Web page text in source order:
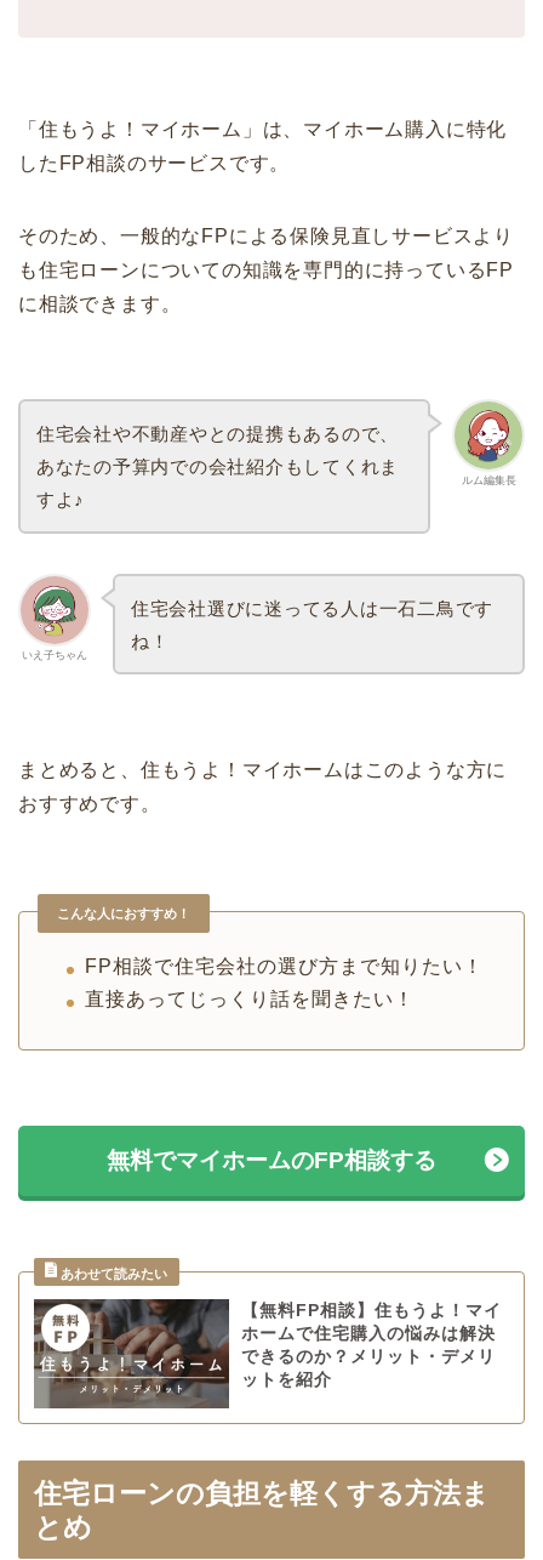
「住もうよ！マイホーム」は、マイホーム購入に特化
したFP相談のサービスです。
そのため、一般的なFPによる保険見直しサービスより
も住宅ローンについての知識を専門的に持っているFP
に相談できます。
ルム編集長
住宅会社や不動産やとの提携もあるので、
あなたの予算内での会社紹介もしてくれま
すよ♪
いえ子ちゃん
住宅会社選びに迷ってる人は一石二鳥です
ね！
まとめると、住もうよ！マイホームはこのような方に
おすすめです。
こんな人におすすめ！
FP相談で住宅会社の選び方まで知りたい！
直接あってじっくり話を聞きたい！
無料でマイホームのFP相談する
【無料FP相談】住もうよ！マイ
ホームで住宅購入の悩みは解決
できるのか？メリット・デメリ
ットを紹介
住宅ローンの負担を軽くする方法ま
とめ